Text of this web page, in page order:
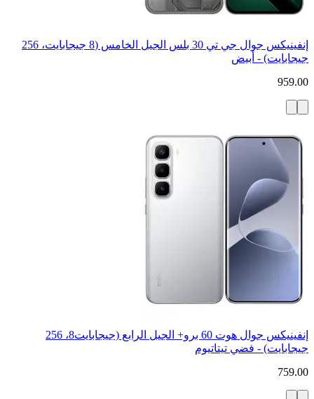
إنفينيكس جوال جي تي 30 بلس الجيل الخامس (8 جيجابايت، 256
جيجابايت) - أبيض
959.00
إنفينيكس جوال هوت 60 برو+ الجيل الرابع (جيجابايت8، 256
جيجابايت) - فضي تيتاتيوم
759.00